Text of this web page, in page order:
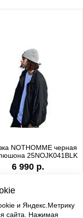
NOTHOMME черная
25NOJK041BLK
6 990 р.
и Яндекс.Метрику
сайта. Нажимая